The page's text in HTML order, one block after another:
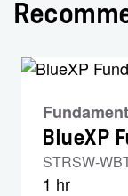
BlueXP
STRSW-
1 hr